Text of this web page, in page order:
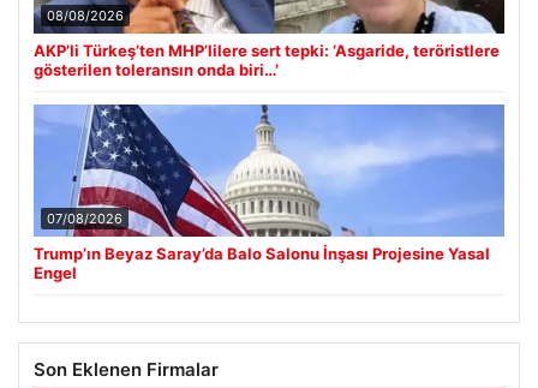
08/08/2026
AKP’li Türkeş’ten MHP’lilere sert tepki: ‘Asgaride, teröristlere
gösterilen toleransın onda biri…’
07/08/2026
Trump’ın Beyaz Saray’da Balo Salonu İnşası Projesine Yasal
Engel
Son Eklenen Firmalar